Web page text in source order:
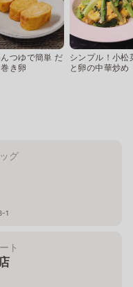
つゆで簡単 だ
巻き卵
シンプル！小松
と卵の中華炒め
グ
1
ト